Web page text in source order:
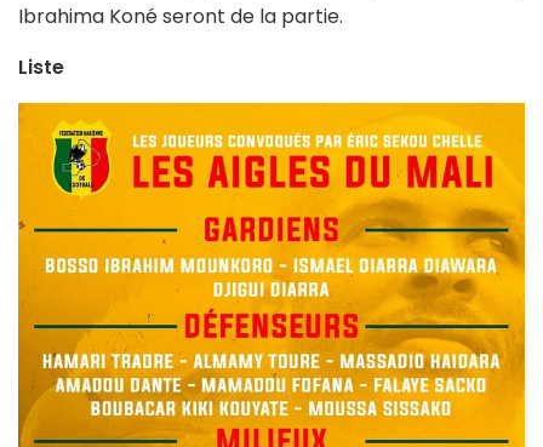
Ibrahima Koné seront de la partie.
Liste